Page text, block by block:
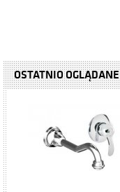
OSTATNIO OGLĄDANE